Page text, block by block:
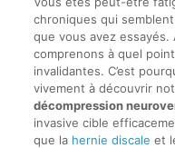
chroniques qui
que vous avez essayés.
comprenons à quel
invalidantes. C’est
vivement à découvrir
décompression
invasive cible
que la hernie discale et